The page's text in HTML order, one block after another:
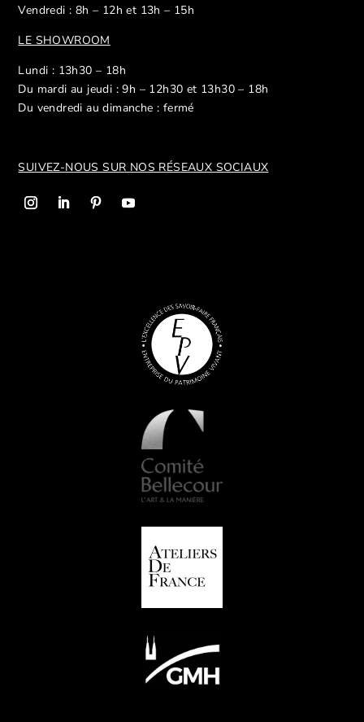
Vendredi : 8h – 12h et 13h – 15h
LE SHOWROOM
Lundi : 13h30 – 18h
Du mardi au jeudi : 9h – 12h30 et 13h30 – 18h
Du vendredi au dimanche : fermé
SUIVEZ-NOUS SUR NOS RÉSEAUX SOCIAUX